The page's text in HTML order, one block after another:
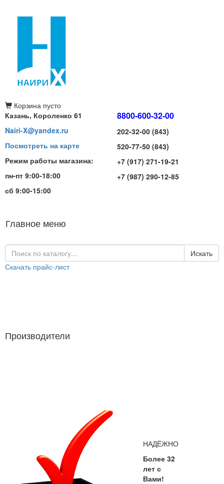
Корзина пусто
Казань, Короленко 61
Nairi-X@yandex.ru
Посмотреть на карте
Режим работы магазина:
пн-пт 9:00-18:00
сб 9:00-15:00
8800-600-32-00
202-32-00 (843)
520-77-50 (843)
+7 (917) 271-19-21
+7 (987) 290-12-85
Главное меню
Искать
Скачать прайс-лист
Производители
НАДЁЖНО
Более 32
лет с
Вами!